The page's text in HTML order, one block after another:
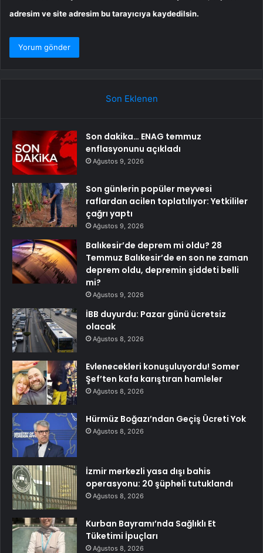
adresim ve site adresim bu tarayıcıya kaydedilsin.
Son Eklenen
Son dakika… ENAG temmuz
enflasyonunu açıkladı
Ağustos 9, 2026
Son günlerin popüler meyvesi
raflardan acilen toplatılıyor: Yetkililer
çağrı yaptı
Ağustos 9, 2026
Balıkesir’de deprem mi oldu? 28
Temmuz Balıkesir’de en son ne zaman
deprem oldu, depremin şiddeti belli
mi?
Ağustos 9, 2026
İBB duyurdu: Pazar günü ücretsiz
olacak
Ağustos 8, 2026
Evlenecekleri konuşuluyordu! Somer
Şef’ten kafa karıştıran hamleler
Ağustos 8, 2026
Hürmüz Boğazı’ndan Geçiş Ücreti Yok
Ağustos 8, 2026
İzmir merkezli yasa dışı bahis
operasyonu: 20 şüpheli tutuklandı
Ağustos 8, 2026
Kurban Bayramı’nda Sağlıklı Et
Tüketimi İpuçları
Ağustos 8, 2026